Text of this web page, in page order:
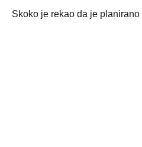
Skoko je rekao da je